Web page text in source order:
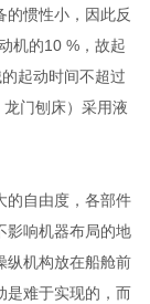
的惯性小，因此反
机的10 %，故起
起动时间不超过
门刨床）采用液
的自由度，各部件
影响机器布局的地
纵机构放在船舱前
是难于实现的，而